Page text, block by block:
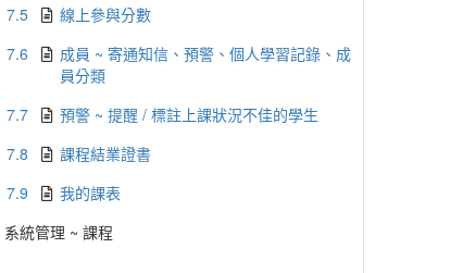
7.5
線上參與分數
7.6
成員 ~ 寄通知信、預警、個人學習記錄、成
員分類
7.7
預警 ~ 提醒 / 標註上課狀況不佳的學生
7.8
課程結業證書
7.9
我的課表
系統管理 ~ 課程